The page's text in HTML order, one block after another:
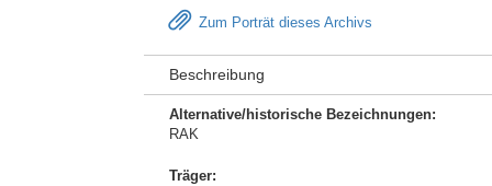
Zum Porträt dieses Archivs
Beschreibung
Alternative/historische Bezeichnungen:
RAK
Träger: